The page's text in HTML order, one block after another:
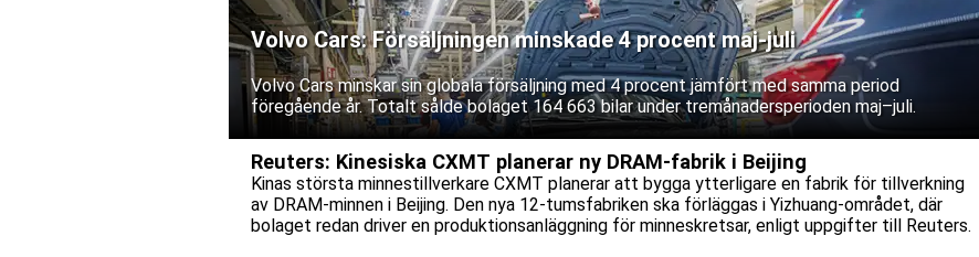
Volvo Cars: Försäljningen minskade 4 procent maj-juli
Volvo Cars minskar sin globala försäljning med 4 procent jämfört med samma period
föregående år. Totalt sålde bolaget 164 663 bilar under tremånadersperioden maj–juli.
Reuters: Kinesiska CXMT planerar ny DRAM-fabrik i Beijing
Kinas största minnestillverkare CXMT planerar att bygga ytterligare en fabrik för tillverkning
av DRAM-minnen i Beijing. Den nya 12-tumsfabriken ska förläggas i Yizhuang-området, där
bolaget redan driver en produktionsanläggning för minneskretsar, enligt uppgifter till Reuters.